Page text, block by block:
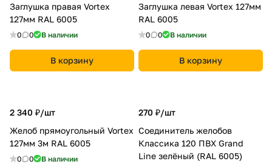
Заглушка правая Vortex
127мм RAL 6005
0 0 В наличии
В корзину
Заглушка левая Vortex 127мм
RAL 6005
0 0 В наличии
В корзину
2 340 ₽/шт
Желоб прямоугольный Vortex
127мм 3м RAL 6005
0 0 В наличии
270 ₽/шт
Соединитель желобов
Классика 120 ПВХ Grand
Line зелёный (RAL 6005)